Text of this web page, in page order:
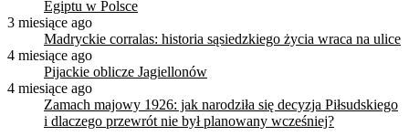
Egiptu w Polsce
3 miesiące ago
Madryckie corralas: historia sąsiedzkiego życia wraca na ulice
4 miesiące ago
Pijackie oblicze Jagiellonów
4 miesiące ago
Zamach majowy 1926: jak narodziła się decyzja Piłsudskiego
i dlaczego przewrót nie był planowany wcześniej?